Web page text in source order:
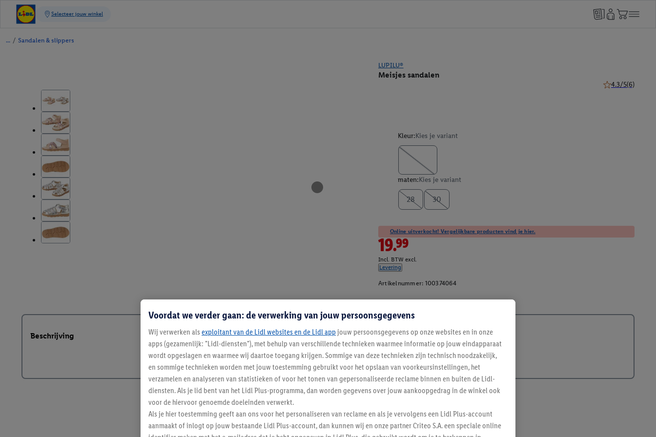
/ Sandalen & slippers
LUPILU®
Meisjes sandalen
4.3/5(6)
Kleur:Kies je variant
maten:Kies je variant
28 30
Online uitverkocht! Vergelijkbare producten vind je hier.
19.99
Incl. BTW excl.
Levering
Artikelnummer: 100374064
Beschrijving
Voordat we verder gaan: de verwerking van jouw persoonsgegevens
Wij verwerken als exploitant van de Lidl websites en de Lidl app jouw persoonsgegevens op onze websites en in onze
apps (gezamenlijk: "Lidl-diensten"), met behulp van verschillende technieken waarmee informatie op jouw eindapparaat
wordt opgeslagen en waarmee wij daartoe toegang krijgen. Sommige van deze technieken zijn technisch noodzakelijk,
en sommige technieken worden met jouw toestemming gebruikt voor het opslaan van voorkeursinstellingen, het
verzamelen en analyseren van statistieken of voor het tonen van gepersonaliseerde reclame binnen en buiten de Lidl-
diensten. Als je lid bent van het Lidl Plus-programma, dan worden gegevens over jouw aankoopgedrag in de winkel ook
voor de hiervoor genoemde doeleinden verwerkt.
Als je hier toestemming geeft aan ons voor het personaliseren van reclame en als je vervolgens een Lidl Plus-account
aanmaakt of inlogt op jouw bestaande Lidl Plus-account, dan kunnen wij en onze partner Criteo S.A. een speciale online